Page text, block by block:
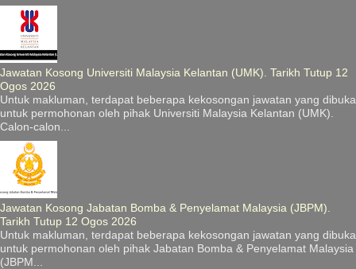
Jawatan Kosong Universiti Malaysia Kelantan (UMK). Tarikh Tutup 12
Ogos 2026
Untuk makluman, terdapat beberapa kekosongan jawatan yang dibuka
untuk permohonan oleh pihak Universiti Malaysia Kelantan (UMK).
Calon-calon...
Jawatan Kosong Jabatan Bomba & Penyelamat Malaysia (JBPM).
Tarikh Tutup 12 Ogos 2026
Untuk makluman, terdapat beberapa kekosongan jawatan yang dibuka
untuk permohonan oleh pihak Jabatan Bomba & Penyelamat Malaysia
(JBPM...